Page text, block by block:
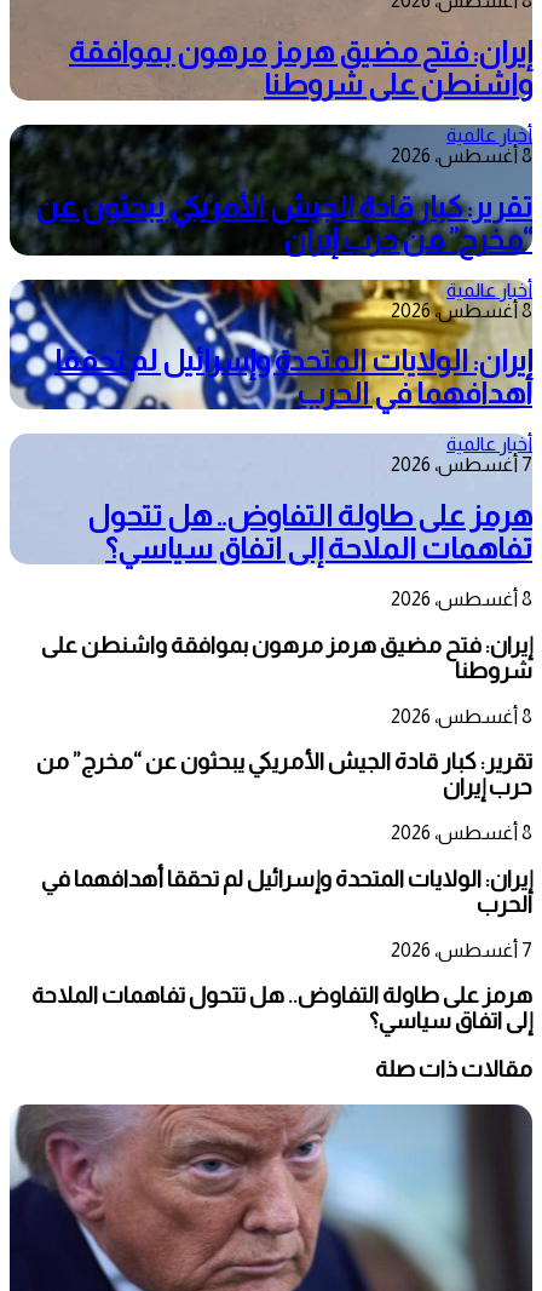
إيران: فتح مضيق هرمز مرهون بموافقة
واشنطن على شروطنا
أخبار عالمية
8 أغسطس، 2026
تقرير: كبار قادة الجيش الأمريكي يبحثون عن
“مخرج” من حرب إيران
أخبار عالمية
8 أغسطس، 2026
إيران: الولايات المتحدة وإسرائيل لم تحققا
أهدافهما في الحرب
أخبار عالمية
7 أغسطس، 2026
هرمز على طاولة التفاوض.. هل تتحول
تفاهمات الملاحة إلى اتفاق سياسي؟
8 أغسطس، 2026
إيران: فتح مضيق هرمز مرهون بموافقة واشنطن على
شروطنا
8 أغسطس، 2026
تقرير: كبار قادة الجيش الأمريكي يبحثون عن “مخرج” من
حرب إيران
8 أغسطس، 2026
إيران: الولايات المتحدة وإسرائيل لم تحققا أهدافهما في
الحرب
7 أغسطس، 2026
هرمز على طاولة التفاوض.. هل تتحول تفاهمات الملاحة
إلى اتفاق سياسي؟
مقالات ذات صلة